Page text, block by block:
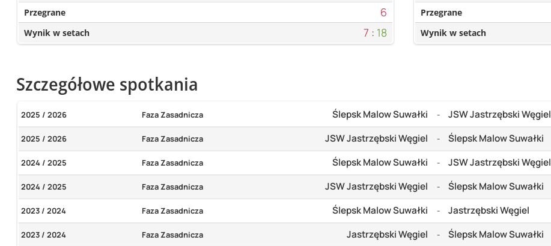
Przegrane 6
Wynik w setach 7 : 18
Przegrane
Wynik w setach
Szczegółowe spotkania
2025 / 2026 Faza Zasadnicza Ślepsk Malow Suwałki - JSW Jastrzębski Węgiel
2025 / 2026 Faza Zasadnicza JSW Jastrzębski Węgiel - Ślepsk Malow Suwałki
2024 / 2025 Faza Zasadnicza Ślepsk Malow Suwałki - JSW Jastrzębski Węgiel
2024 / 2025 Faza Zasadnicza JSW Jastrzębski Węgiel - Ślepsk Malow Suwałki
2023 / 2024 Faza Zasadnicza Ślepsk Malow Suwałki - Jastrzębski Węgiel
2023 / 2024 Faza Zasadnicza Jastrzębski Węgiel - Ślepsk Malow Suwałki